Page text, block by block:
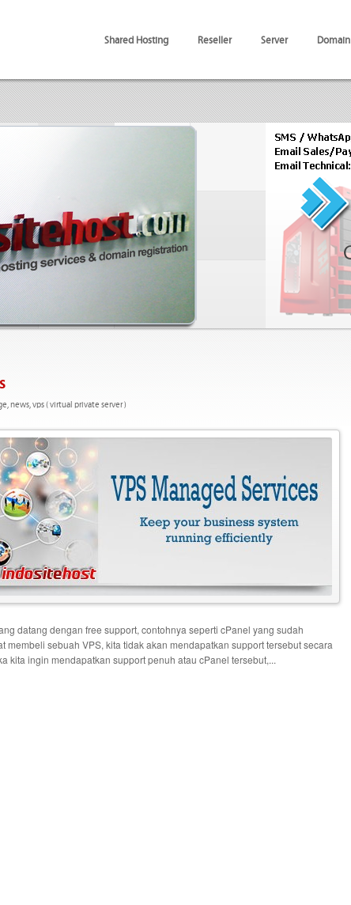
Shared Hosting Reseller Server Domain
,news,vps ( virtual private server )
datang dengan free support, contohnya seperti cPanel yang sudah
membeli sebuah VPS, kita tidak akan mendapatkan support tersebut secara
kita ingin mendapatkan support penuh atau cPanel tersebut,...